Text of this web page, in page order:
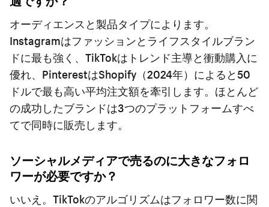
オーディエンスと製品タイプによります。
Instagramはファッションとライフスタイルブラン
ドに最も強く、TikTokはトレンド主導と衝動購入に
優れ、PinterestはShopify（2024年）によると50
ドルで最も高い平均注文額を牽引します。ほとんど
の成功したブランドは3つのプラットフォームすべ
てで同時に販売します。
ソーシャルメディアで売るのに大きなフォロ
ワーが必要ですか？
いいえ。TikTokのアルゴリズムはフォロワー数に関